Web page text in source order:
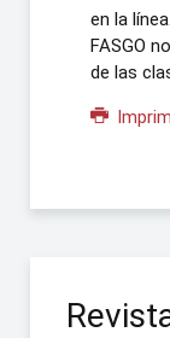
en la
FASGO
de las